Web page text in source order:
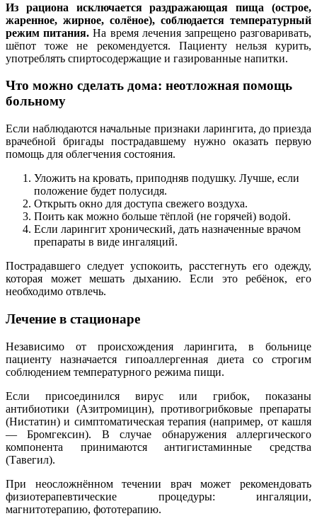
Из рациона исключается раздражающая пища (острое,
жаренное, жирное, солёное), соблюдается температурный
режим питания. На время лечения запрещено разговаривать,
шёпот тоже не рекомендуется. Пациенту нельзя курить,
употреблять спиртосодержащие и газированные напитки.
Что можно сделать дома: неотложная помощь
больному
Если наблюдаются начальные признаки ларингита, до приезда
врачебной бригады пострадавшему нужно оказать первую
помощь для облегчения состояния.
Уложить на кровать, приподняв подушку. Лучше, если
положение будет полусидя.
Открыть окно для доступа свежего воздуха.
Поить как можно больше тёплой (не горячей) водой.
Если ларингит хронический, дать назначенные врачом
препараты в виде ингаляций.
Пострадавшего следует успокоить, расстегнуть его одежду,
которая может мешать дыханию. Если это ребёнок, его
необходимо отвлечь.
Лечение в стационаре
Независимо от происхождения ларингита, в больнице
пациенту назначается гипоаллергенная диета со строгим
соблюдением температурного режима пищи.
Если присоединился вирус или грибок, показаны
антибиотики (Азитромицин), противогрибковые препараты
(Нистатин) и симптоматическая терапия (например, от кашля
— Бромгексин). В случае обнаружения аллергического
компонента принимаются антигистаминные средства
(Тавегил).
При неосложнённом течении врач может рекомендовать
физиотерапевтические процедуры: ингаляции,
магнитотерапию, фототерапию.